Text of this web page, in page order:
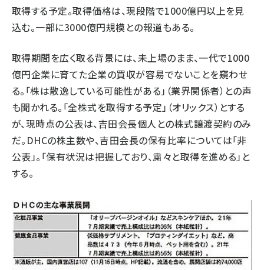
取得する予定。取得価格は、現段階で1000億円以上を見
込む。一部に3000億円規模との報道もある。
取得期間を広く取る背景には、未上場のまま、一代で1000
億円企業に育てた企業の買収が容易でないことを窺わせ
る。「株は散逸している可能性がある」（業界関係者）との声
も聞かれる。「全株式を取得する予定」（オリックス）とする
が、現時点の公表は、吉田会長個人との株式譲渡契約のみ
だ。DHCの株主数や、吉田会長の保有比率については「非
公表」。「保有状況は把握しており、粛々と取得を進める」と
する。